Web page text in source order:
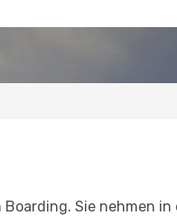
Sie nehmen in